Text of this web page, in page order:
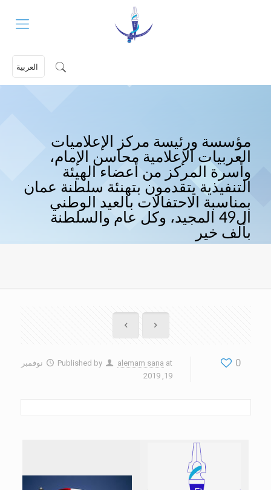
العربية
مؤسسة ورئيسة مركز الإعلاميات
العربيات الإعلامية محاسن الإمام،
وأسرة المركز من أعضاء الهيئة
التنفيذية يتقدمون بتهنئة سلطنة عمان
بمناسبة الاحتفالات بالعيد الوطني
ال49 المجيد، وكل عام والسلطنة
بألف خير
0
Published by alemam sana at
نوفمبر
19, 2019